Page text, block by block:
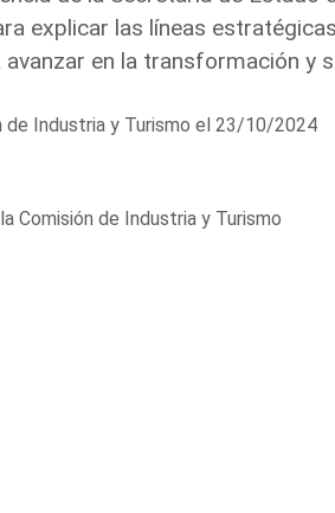
explicar las líneas
en la transformación y
de Industria y Turismo el 23/10/2024
Comisión de Industria y Turismo